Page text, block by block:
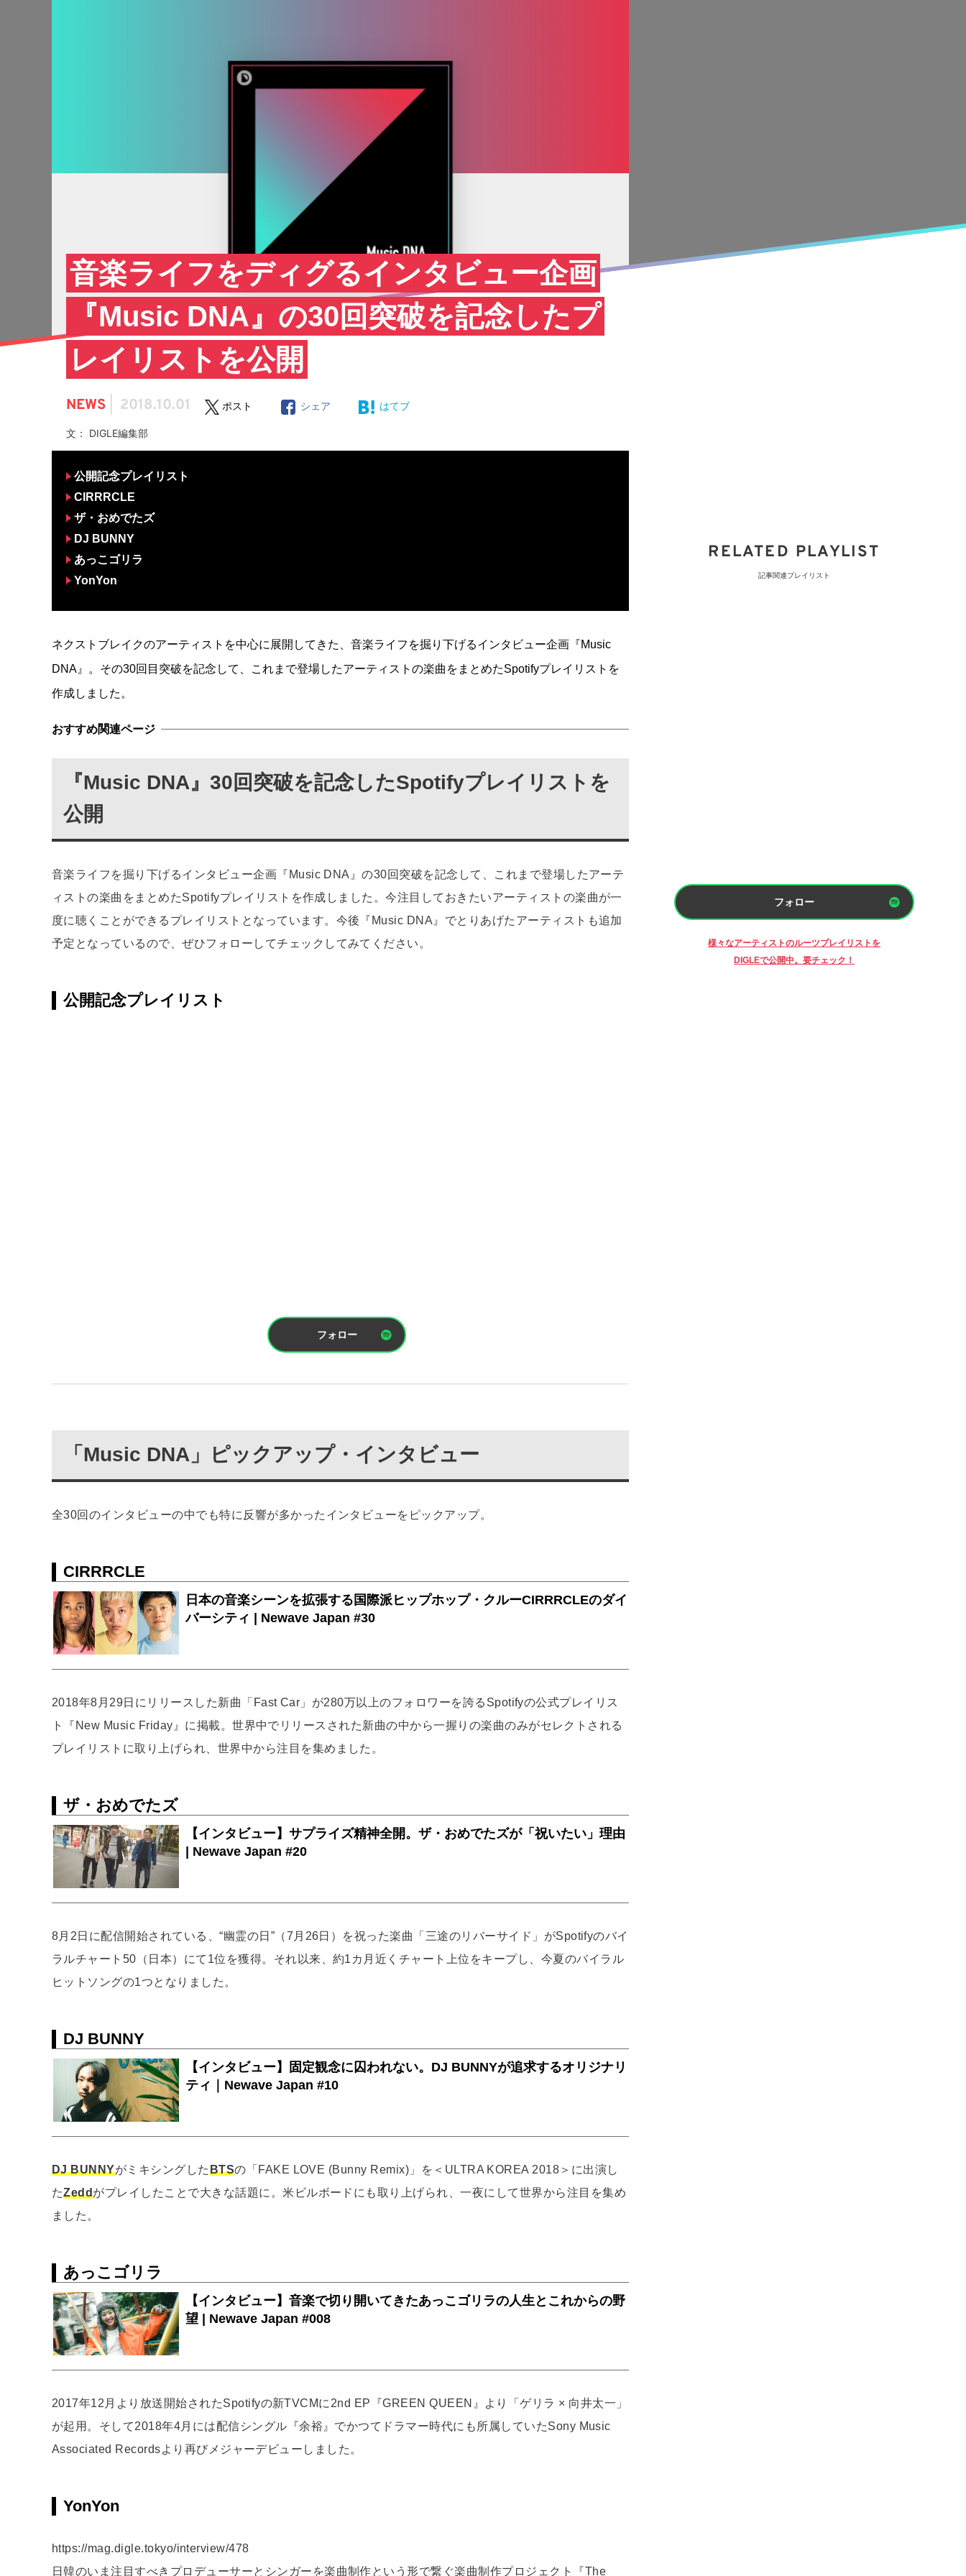
音楽ライフをディグるインタビュー企画
『Music DNA』の30回突破を記念したプ
レイリストを公開
NEWS 2018.10.01 ポスト シェア はてブ
文： DIGLE編集部
公開記念プレイリスト
CIRRRCLE
ザ・おめでたズ
DJ BUNNY
あっこゴリラ
YonYon
ネクストブレイクのアーティストを中心に展開してきた、音楽ライフを掘り下げるインタビュー企画『Music
DNA』。その30回目突破を記念して、これまで登場したアーティストの楽曲をまとめたSpotifyプレイリストを
作成しました。
『Music DNA』30回突破を記念したSpotifyプレイリストを
公開
音楽ライフを掘り下げるインタビュー企画『Music DNA』の30回突破を記念して、これまで登場したアーテ
ィストの楽曲をまとめたSpotifyプレイリストを作成しました。今注目しておきたいアーティストの楽曲が一
度に聴くことができるプレイリストとなっています。今後『Music DNA』でとりあげたアーティストも追加
予定となっているので、ぜひフォローしてチェックしてみてください。
公開記念プレイリスト
フォロー
「Music DNA」ピックアップ・インタビュー
全30回のインタビューの中でも特に反響が多かったインタビューをピックアップ。
CIRRRCLE
2018年8月29日にリリースした新曲「Fast Car」が280万以上のフォロワーを誇るSpotifyの公式プレイリス
ト『New Music Friday』に掲載。世界中でリリースされた新曲の中から一握りの楽曲のみがセレクトされる
プレイリストに取り上げられ、世界中から注目を集めました。
ザ・おめでたズ
8月2日に配信開始されている、“幽霊の日”（7月26日）を祝った楽曲「三途のリバーサイド」がSpotifyのバイ
ラルチャート50（日本）にて1位を獲得。それ以来、約1カ月近くチャート上位をキープし、今夏のバイラル
ヒットソングの1つとなりました。
DJ BUNNY
DJ BUNNYがミキシングしたBTSの「FAKE LOVE (Bunny Remix)」を＜ULTRA KOREA 2018＞に出演し
たZeddがプレイしたことで大きな話題に。米ビルボードにも取り上げられ、一夜にして世界から注目を集め
ました。
あっこゴリラ
2017年12月より放送開始されたSpotifyの新TVCMに2nd EP『GREEN QUEEN』より「ゲリラ × 向井太一」
が起用。そして2018年4月には配信シングル『余裕』でかつてドラマー時代にも所属していたSony Music
Associated Recordsより再びメジャーデビューしました。
YonYon
https://mag.digle.tokyo/interview/478
日韓のいま注目すべきプロデューサーとシンガーを楽曲制作という形で繋ぐ楽曲制作プロジェクト『The
RELATED PLAYLIST
記事関連プレイリスト
フォロー
様々なアーティストのルーツプレイリストを
DIGLEで公開中。要チェック！